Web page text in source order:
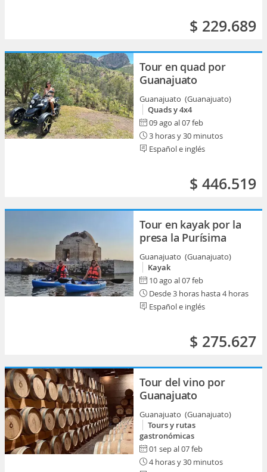
$ 229.689
Tour en quad por
Guanajuato
Guanajuato (Guanajuato)
Quads y 4x4
09 ago al 07 feb
3 horas y 30 minutos
Español e inglés
$ 446.519
Tour en kayak por la
presa la Purísima
Guanajuato (Guanajuato)
Kayak
10 ago al 07 feb
Desde 3 horas hasta 4 horas
Español e inglés
$ 275.627
Tour del vino por
Guanajuato
Guanajuato (Guanajuato)
Tours y rutas
gastronómicas
01 sep al 07 feb
4 horas y 30 minutos